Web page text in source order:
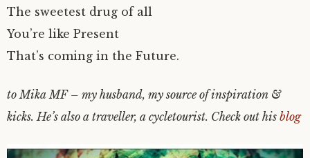
The sweetest drug of all
You’re like Present
That’s coming in the Future.
to Mika MF – my husband, my source of inspiration &
kicks. He’s also a traveller, a cycletourist. Check out his blog